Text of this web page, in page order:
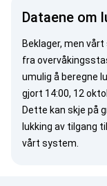
Dataene om
Beklager, men
fra
umulig å beregne
gjort 14:00, 12
Dette kan skje på
lukking av tilgang
vårt system.